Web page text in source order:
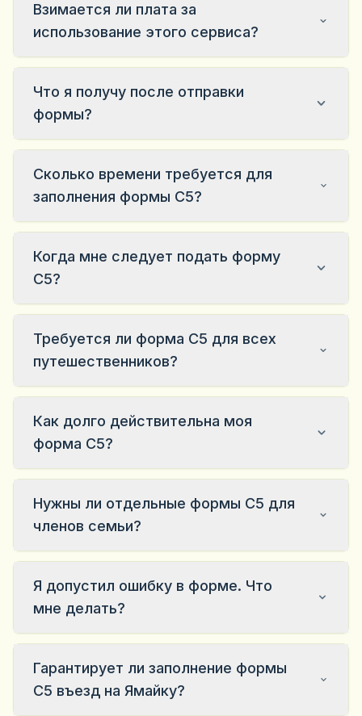
Взимается ли плата за
использование этого сервиса?
Что я получу после отправки
формы?
Сколько времени требуется для
заполнения формы C5?
Когда мне следует подать форму
C5?
Требуется ли форма C5 для всех
путешественников?
Как долго действительна моя
форма C5?
Нужны ли отдельные формы C5 для
членов семьи?
Я допустил ошибку в форме. Что
мне делать?
Гарантирует ли заполнение формы
C5 въезд на Ямайку?